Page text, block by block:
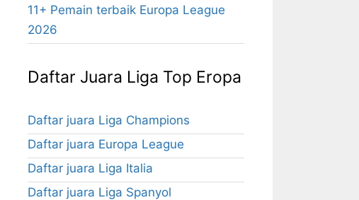
11+ Pemain terbaik Europa League
2026
Daftar Juara Liga Top Eropa
Daftar juara Liga Champions
Daftar juara Europa League
Daftar juara Liga Italia
Daftar juara Liga Spanyol